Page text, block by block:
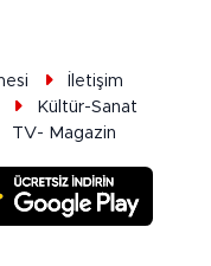
İletişim
Kültür-Sanat
TV- Magazin